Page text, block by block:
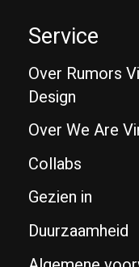
Service
Over Rumors
Design
Over We Are
Collabs
Gezien in
Duurzaamheid